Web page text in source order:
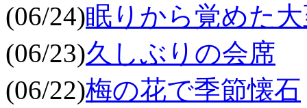
(06/24)眠りから覚めた
(06/23)久しぶりの会席
(06/22)梅の花で季節懐石